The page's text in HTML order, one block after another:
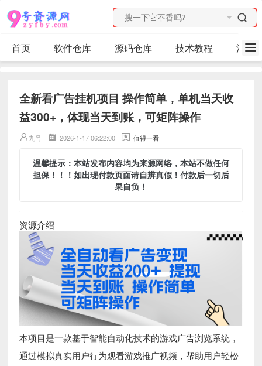
首页 软件仓库 源码仓库 技术教程 活动
全新看广告挂机项目 操作简单，单机当天收
益300+，体现当天到账，可矩阵操作
九号 2026-1-17 06:22:00 值得一看
温馨提示：本站发布内容均为来源网络，本站不做任何
担保！！！如出现付款页面请自辨真假！付款后一切后
果自负！
资源介绍
本项目是一款基于智能自动化技术的游戏广告浏览系统，
通过模拟真实用户行为观看游戏推广视频，帮助用户轻松